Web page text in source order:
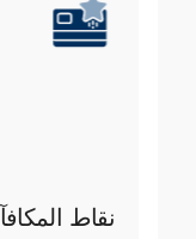
نقاط المكافآت